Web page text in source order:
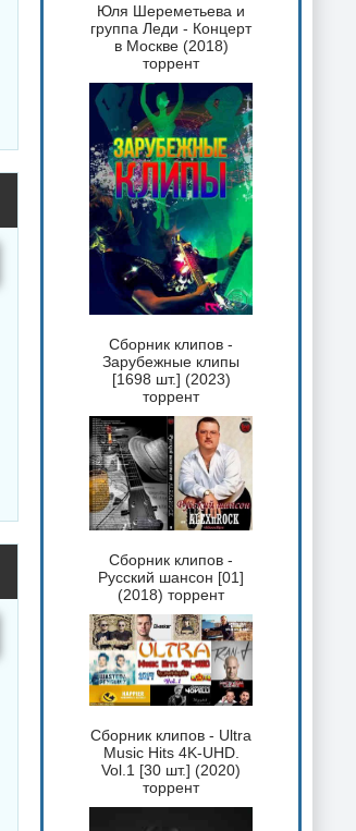
Юля Шереметьева и
группа Леди - Концерт
в Москве (2018)
торрент
Сборник клипов -
Зарубежные клипы
[1698 шт.] (2023)
торрент
Сборник клипов -
Русский шансон [01]
(2018) торрент
Сборник клипов - Ultra
Music Hits 4K-UHD.
Vol.1 [30 шт.] (2020)
торрент